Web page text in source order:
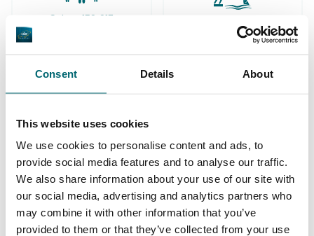
Consent Details About
This website uses cookies
We use cookies to personalise content and ads, to
provide social media features and to analyse our traffic.
We also share information about your use of our site with
our social media, advertising and analytics partners who
may combine it with other information that you’ve
provided to them or that they’ve collected from your use
Schon 152.913
Von und für
Karpfenangler
Diese Firmen sind Ihnen bereits
vorausgegangen!